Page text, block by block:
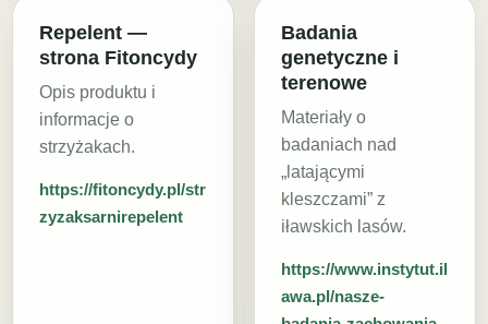
Repelent —
strona Fitoncydy
Opis produktu i
informacje o
strzyżakach.
https://fitoncydy.pl/str
zyzaksarnirepelent
Badania
genetyczne i
terenowe
Materiały o
badaniach nad
„latającymi
kleszczami” z
iławskich lasów.
https://www.instytut.il
awa.pl/nasze-